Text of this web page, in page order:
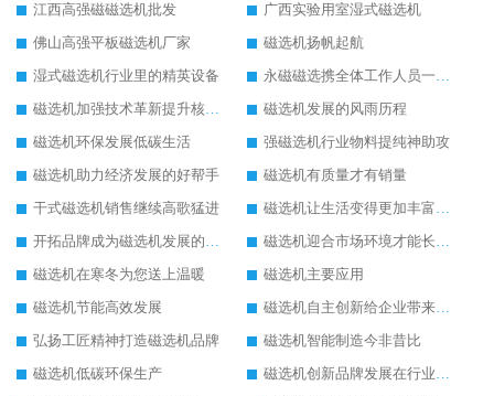
江西高强磁磁选机批发
广西实验用室湿式磁选机
佛山高强平板磁选机厂家
磁选机扬帆起航
湿式磁选机行业里的精英设备
永磁磁选携全体工作人员一起闯
磁选机加强技术革新提升核心竞争力
磁选机发展的风雨历程
磁选机环保发展低碳生活
强磁选机行业物料提纯神助攻
磁选机助力经济发展的好帮手
磁选机有质量才有销量
干式磁选机销售继续高歌猛进
磁选机让生活变得更加丰富多彩
开拓品牌成为磁选机发展的有效武器
磁选机迎合市场环境才能长远发展
磁选机在寒冬为您送上温暖
磁选机主要应用
磁选机节能高效发展
磁选机自主创新给企业带来了阳光
弘扬工匠精神打造磁选机品牌
磁选机智能制造今非昔比
磁选机低碳环保生产
磁选机创新品牌发展在行业的顶端